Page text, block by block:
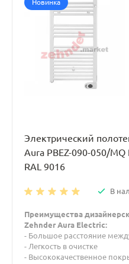
Новинка
Электрический
Aura PBEZ-090-050/
RAL 9016
В
Преимущества
Zehnder Aura Electric:
- Большое расстояние
- Легкость в очистке
- Высококачественное